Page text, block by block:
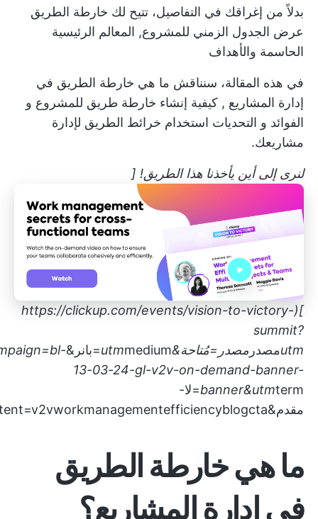
بدلاً من إغراقك في التفاصيل، تتيح لك خارطة الطريق
عرض الجدول الزمني للمشروع, المعالم الرئيسية
الحاسمة والأهداف
في هذه المقالة، سنناقش ما هي خارطة الطريق في
إدارة المشاريع , كيفية إنشاء خارطة طريق للمشروع و
الفوائد و التحديات استخدام خرائط الطريق لإدارة
مشاريعك.
لنرى إلى أين يأخذنا هذا الطريق! [
](
https://clickup.com/events/vision-to-victory-
summit?
utmمصدر مصدر=مُتاحة&utmmedium=بانر&utm
13-03-24-gl-v2v-on-demand-banner-
banner&utmterm=لا-
مقدم&utmcontent=v2vworkmanagementefficiencyblogcta)
ما هي خارطة الطريق
في إدارة المشاريع؟